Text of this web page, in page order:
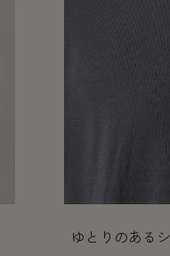
ゆとりのある